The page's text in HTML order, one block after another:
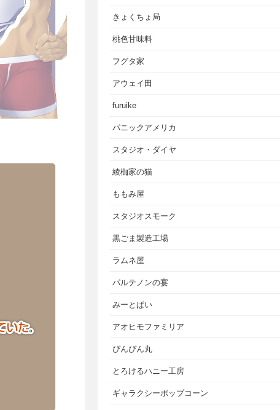
きょくちょ局
桃色甘味料
フグタ家
アウェイ田
furuike
パニックアメリカ
スタジオ・ダイヤ
綾枷家の猫
ももみ屋
スタジオスモーク
黒ごま製造工場
ラムネ屋
パルテノンの宴
みーとぱい
アオヒモファミリア
ぴんぴん丸
とろけるハニー工房
ギャラクシーポップコーン